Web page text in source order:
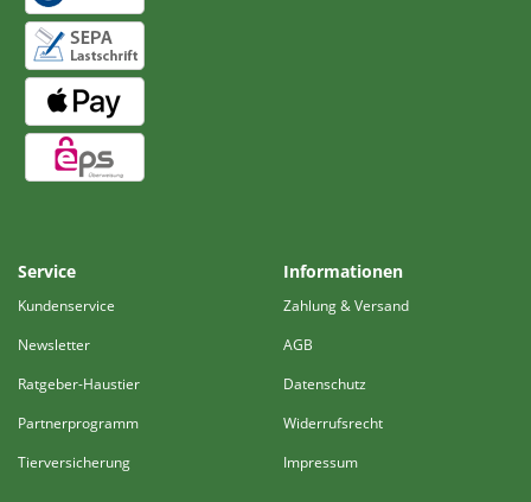
Service
Kundenservice
Newsletter
Ratgeber-Haustier
Partnerprogramm
Tierversicherung
Informationen
Zahlung & Versand
AGB
Datenschutz
Widerrufsrecht
Impressum